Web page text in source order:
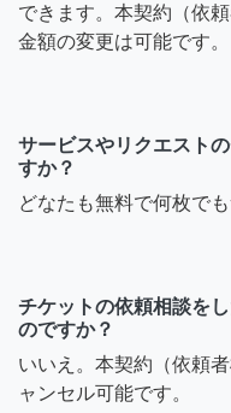
できます。本契約（依
金額の変更は可能です。
サービスやリクエスト
すか？
どなたも無料で何枚で
チケットの依頼相談を
のですか？
いいえ。本契約（依頼
ャンセル可能です。